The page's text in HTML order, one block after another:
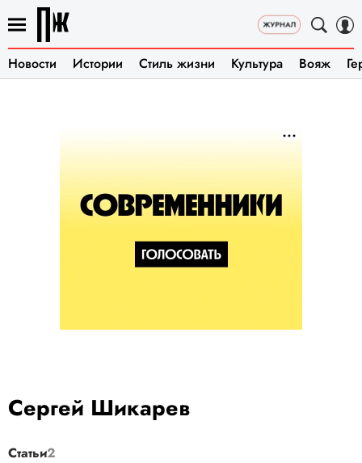
Новости Истории Стиль жизни Культура Вояж
Сергей Шикарев
Статьи2